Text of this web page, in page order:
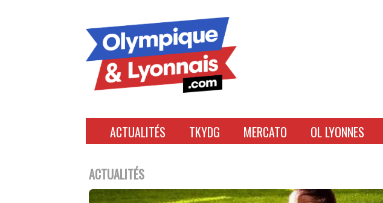
ACTUALITÉS TKYDG MERCATO OL LYONNES
ACTUALITÉS